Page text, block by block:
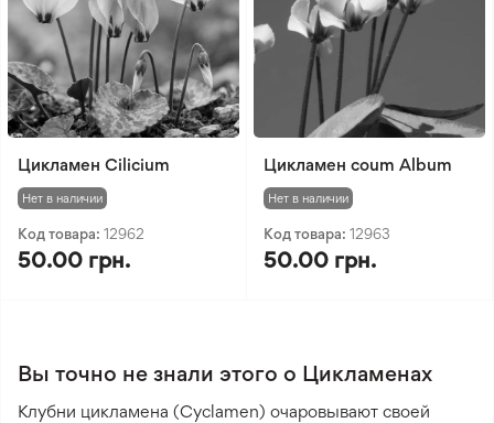
Цикламен Cilicium
Нет в наличии
Код товара: 12962
50.00 грн.
Цикламен coum Album
Нет в наличии
Код товара: 12963
50.00 грн.
Вы точно не знали этого о Цикламенах
Клубни цикламена (Cyclamen) очаровывают своей